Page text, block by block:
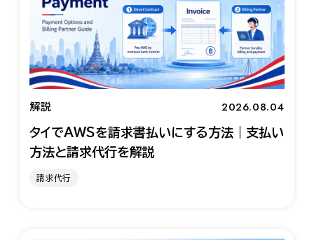
解説 2026.08.04
タイでAWSを請求書払いにする方法｜支払い
方法と請求代行を解説
請求代行